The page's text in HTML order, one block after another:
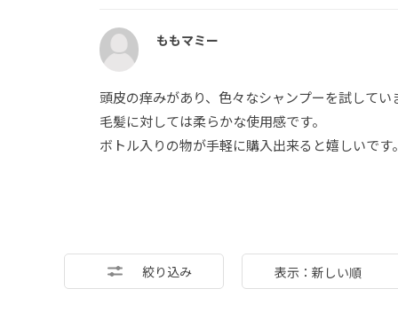
ももマミー
頭皮の痒みがあり、色々なシャンプーを試して
毛髪に対しては柔らかな使用感です。
ボトル入りの物が手軽に購入出来ると嬉しいです
絞り込み 表示：新しい順